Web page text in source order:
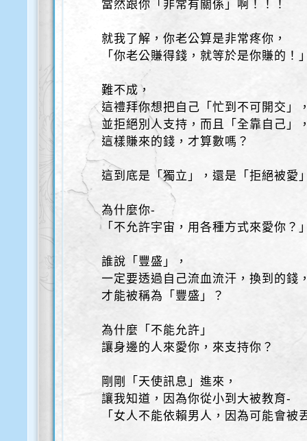
當然跟你「非常有關係」啊！！！
就我了解，你老公算是非常疼你，
「你老公賺得錢，就等於是你賺的！
難不成，
這禮拜你想把自己「忙到不可開交」
並拒絕別人支持，而且「全靠自己」
這樣賺來的錢，才算數嗎？
這到底是「獨立」，還是「拒絕被愛
為什麼你-
「不允許宇宙，用各種方式來愛你？
誰說「豐盛」，
一定要透過自己流血流汗，換到的錢
才能被稱為「豐盛」？
為什麼「不能允許」
讓身邊的人來愛你，來支持你？
剛剛「天使訊息」進來，
讓我知道，因為你從小到大被教育-
「女人不能依賴男人，因為可能會被